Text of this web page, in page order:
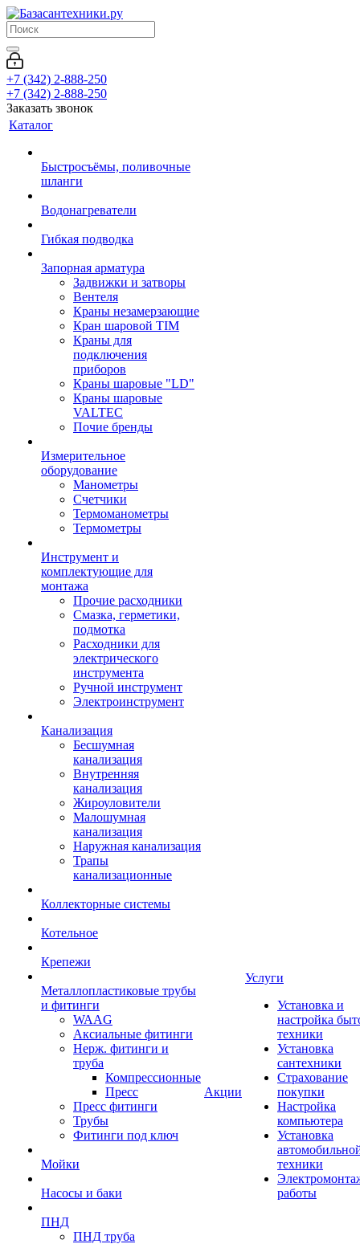
+7 (342) 2-888-250
+7 (342) 2-888-250
Заказать звонок
Каталог
Быстросъёмы, поливочные
шланги
Водонагреватели
Гибкая подводка
Запорная арматура
Задвижки и затворы
Вентеля
Краны незамерзающие
Кран шаровой TIM
Краны для
подключения
приборов
Краны шаровые "LD"
Краны шаровые
VALTEC
Почие бренды
Измерительное
оборудование
Манометры
Счетчики
Термоманометры
Термометры
Инструмент и
комплектующие для
монтажа
Прочие расходники
Смазка, герметики,
подмотка
Расходники для
электрического
инструмента
Ручной инструмент
Электроинструмент
Канализация
Бесшумная
канализация
Внутренняя
канализация
Жироуловители
Малошумная
канализация
Наружная канализация
Трапы
канализационные
Коллекторные системы
Котельное
Крепежи
Металлопластиковые трубы
и фитинги
WAAG
Аксиальные фитинги
Нерж. фитинги и
труба
Компрессионные
Пресс
Пресс фитинги
Трубы
Фитинги под ключ
Мойки
Насосы и баки
ПНД
ПНД труба
Акции
Услуги
Установка и
настройка
техники
Установка
сантехники
Страхование
покупки
Настройка
компьютера
Установка
техники
работы